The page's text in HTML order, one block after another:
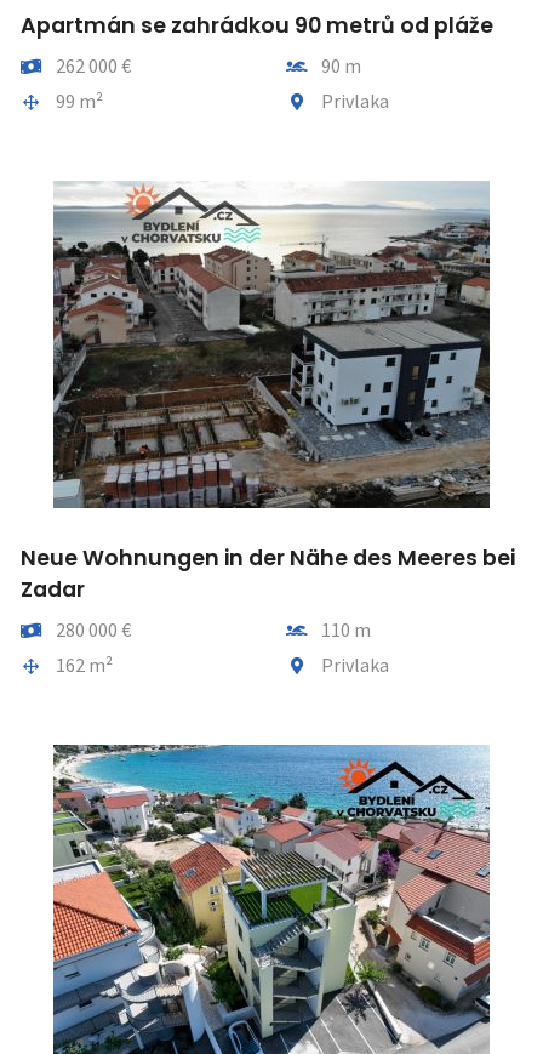
Apartmán se zahrádkou 90 metrů od pláže
Preis262 000 € Entfernung vom meer
90 m
Gesamtfläche
99 m² Gemeindeteil
Privlaka
Neue Wohnungen in der Nähe des Meeres bei
Zadar
Preis280 000 € Entfernung vom meer
110 m
Gesamtfläche
162 m² Gemeindeteil
Privlaka